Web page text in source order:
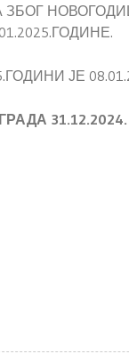
ЗБОГ
ЈЕ